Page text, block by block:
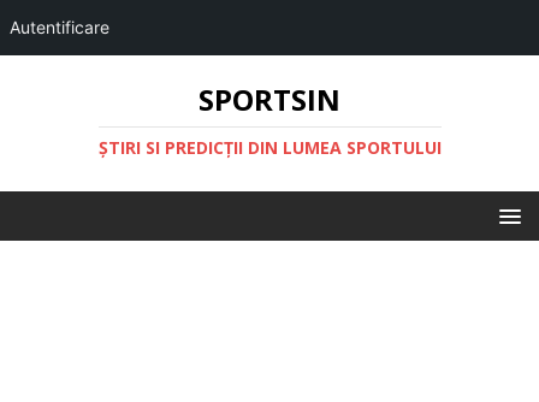
Autentificare
SPORTSIN
ŞTIRI SI PREDICŢII DIN LUMEA SPORTULUI